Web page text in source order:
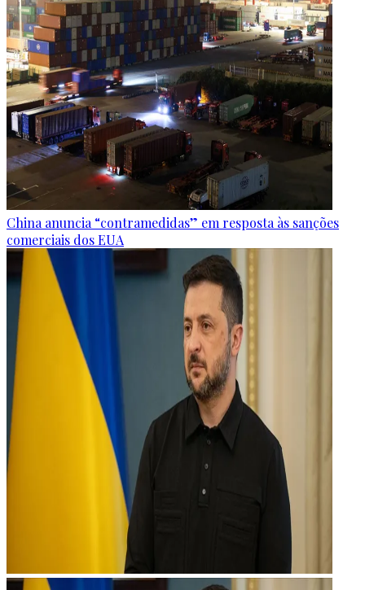
China anuncia “contramedidas” em resposta às sanções
comerciais dos EUA